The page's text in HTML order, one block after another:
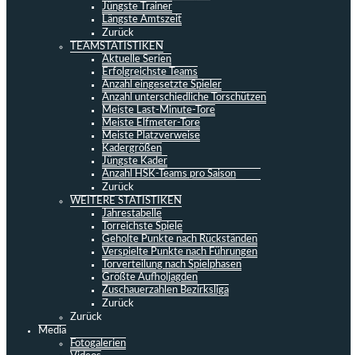
Jüngste Trainer
Längste Amtszeit
Zurück
TEAMSTATISTIKEN
Aktuelle Serien
Erfolgreichste Teams
Anzahl eingesetzte Spieler
Anzahl unterschiedliche Torschützen
Meiste Last-Minute-Tore
Meiste Elfmeter-Tore
Meiste Platzverweise
Kadergrößen
Jüngste Kader
Anzahl HSK-Teams pro Saison
Zurück
WEITERE STATISTIKEN
Jahrestabelle
Torreichste Spiele
Geholte Punkte nach Rückständen
Verspielte Punkte nach Führungen
Torverteilung nach Spielphasen
Größte Aufholjagden
Zuschauerzahlen Bezirksliga
Zurück
Zurück
Media
Fotogalerien